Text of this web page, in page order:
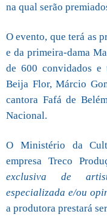
na qual serão
O evento, que terá as
e da primeira-dama
de 600 convidados e
Beija Flor, Márcio
cantora Fafá de
Nacional.
O Ministério da
empresa Treco
exclusiva de
especializada e/ou
a produtora prestará